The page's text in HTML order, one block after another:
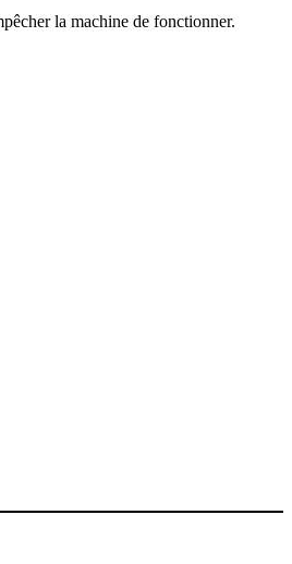
la machine de fonctionner.